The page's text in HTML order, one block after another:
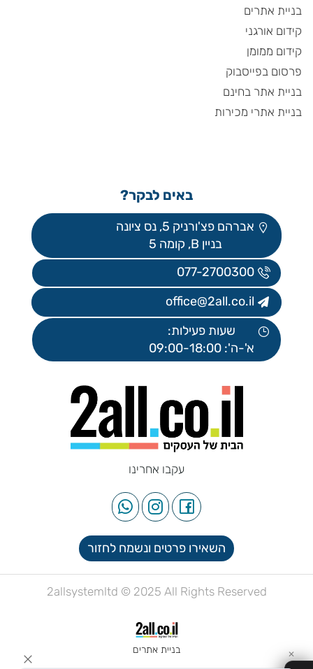
בניית אתרים
קידום אורגני
קידום ממומן
פרסום בפייסבוק
בניית אתר בחינם
בניית אתרי מכירות
באים לבקר?
אברהם פצ'ורניק 5, נס ציונה
בניין B, קומה 5
077-2700300
office@2all.co.il
שעות פעילות:
א'-ה': 09:00-18:00
עקבו אחרינו
השאירו פרטים ונשמח לחזור
2allsystemltd © 2025 All Rights Reserved
בניית אתרים ✕